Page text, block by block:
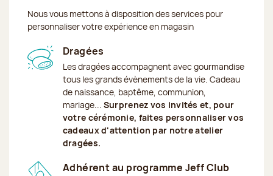
Nous vous mettons à disposition des services pour
personnaliser votre expérience en magasin
Dragées
Les dragées accompagnent avec gourmandise
tous les grands évènements de la vie. Cadeau
de naissance, baptême, communion,
mariage... Surprenez vos invités et, pour
votre cérémonie, faites personnaliser vos
cadeaux d'attention par notre atelier
dragées.
Adhérent au programme Jeff Club